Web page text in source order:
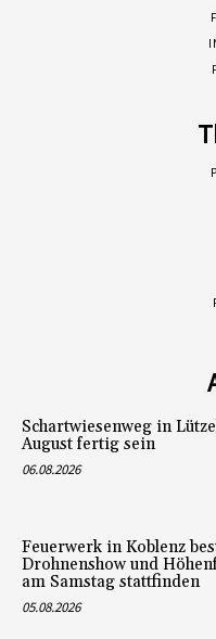
Schartwiesenweg in
August fertig sein
06.08.2026
Feuerwerk in Koblenz
Drohnenshow und
am Samstag stattfinden
05.08.2026